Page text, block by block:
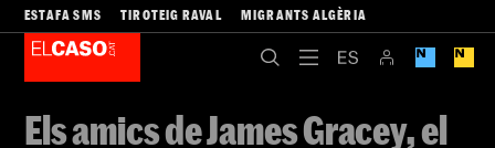
ESTAFA SMS TIROTEIG RAVAL MIGRANTS ALGÈRIA
Els amics de James Gracey, el